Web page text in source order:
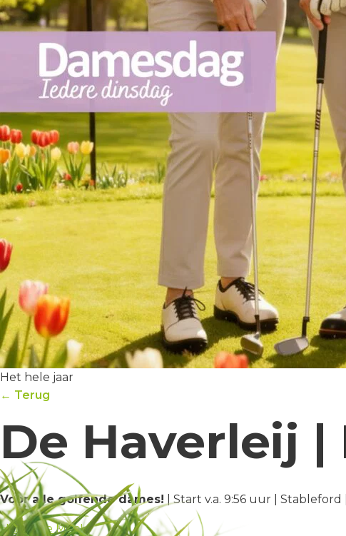
Het hele jaar
← Terug
De Haverleij |
Voor alle golfende dames! | Start v.a. 9:56 uur |
HGC Doe Mee!